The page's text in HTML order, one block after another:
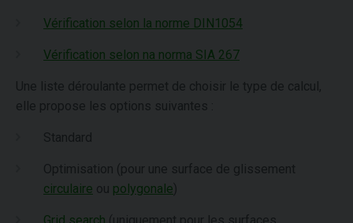
Vérification selon la norme DIN1054
Vérification selon na norma SIA 267
Une liste déroulante permet de choisir le type de calcul,
elle propose les options suivantes :
Standard
Optimisation (pour une surface de glissement
circulaire ou polygonale)